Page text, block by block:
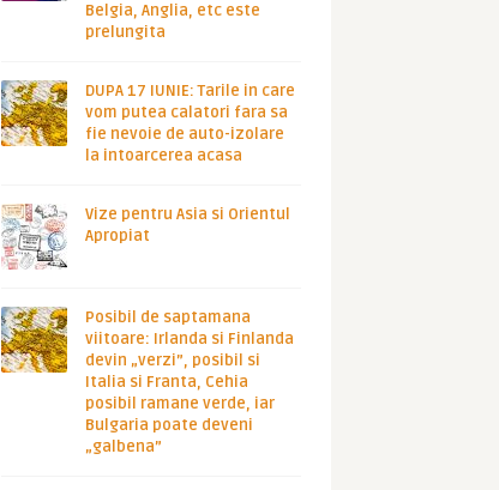
Belgia, Anglia, etc este
prelungita
DUPA 17 IUNIE: Tarile in care
vom putea calatori fara sa
fie nevoie de auto-izolare
la intoarcerea acasa
Vize pentru Asia si Orientul
Apropiat
Posibil de saptamana
viitoare: Irlanda si Finlanda
devin „verzi”, posibil si
Italia si Franta, Cehia
posibil ramane verde, iar
Bulgaria poate deveni
„galbena”